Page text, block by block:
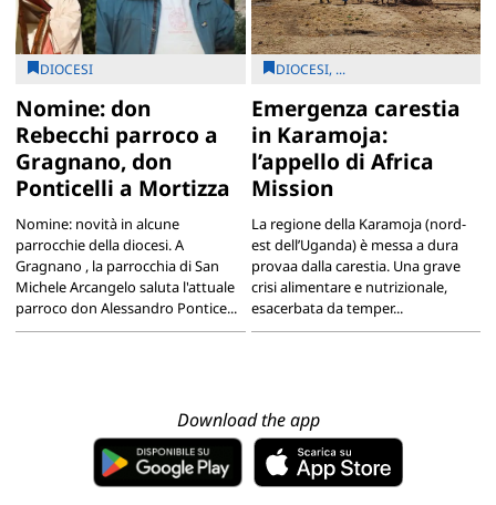
DIOCESI
Nomine: don
Rebecchi parroco a
Gragnano, don
Ponticelli a Mortizza
Nomine: novità in alcune
parrocchie della diocesi. A
Gragnano , la parrocchia di San
Michele Arcangelo saluta l'attuale
parroco don Alessandro Pontice...
DIOCESI, ...
Emergenza carestia
in Karamoja:
l’appello di Africa
Mission
La regione della Karamoja (nord-
est dell’Uganda) è messa a dura
provaa dalla carestia. Una grave
crisi alimentare e nutrizionale,
esacerbata da temper...
Download the app